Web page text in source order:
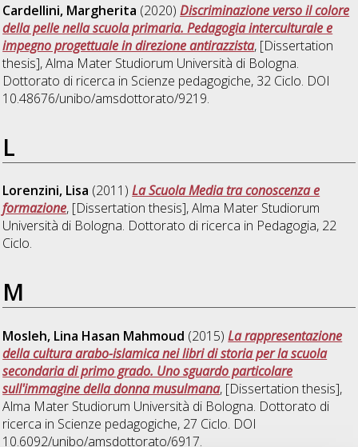
Cardellini, Margherita (2020)Discriminazione verso il colore
della pelle nella scuola primaria. Pedagogia interculturale e
impegno progettuale in direzione antirazzista, [Dissertation
thesis], Alma Mater Studiorum Università di Bologna.
Dottorato di ricerca in Scienze pedagogiche, 32 Ciclo. DOI
10.48676/unibo/amsdottorato/9219.
L
Lorenzini, Lisa (2011)La Scuola Media tra conoscenza e
formazione, [Dissertation thesis], Alma Mater Studiorum
Università di Bologna. Dottorato di ricerca in Pedagogia, 22
Ciclo.
M
Mosleh, Lina Hasan Mahmoud (2015)La rappresentazione
della cultura arabo-islamica nei libri di storia per la scuola
secondaria di primo grado. Uno sguardo particolare
sull'immagine della donna musulmana, [Dissertation thesis],
Alma Mater Studiorum Università di Bologna. Dottorato di
ricerca in Scienze pedagogiche, 27 Ciclo. DOI
10.6092/unibo/amsdottorato/6917.